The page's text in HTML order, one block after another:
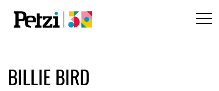
BILLIE BIRD